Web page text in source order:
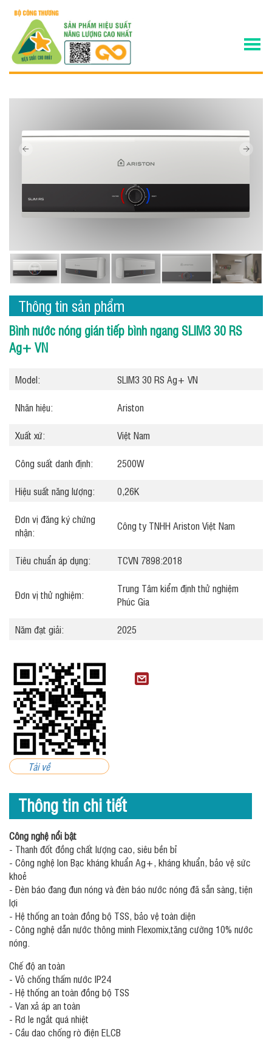
Thông tin sản phẩm
Bình nước nóng gián tiếp bình ngang SLIM3 30 RS
Ag+ VN
Model: SLIM3 30 RS Ag+ VN
Nhãn hiệu: Ariston
Xuất xứ: Việt Nam
Công suất danh định: 2500W
Hiệu suất năng lượng: 0,26K
Đơn vị đăng ký chứng
nhận:
Công ty TNHH Ariston Việt Nam
Tiêu chuẩn áp dụng: TCVN 7898:2018
Đơn vị thử nghiệm:
Trung Tâm kiểm định thử nghiệm
Phúc Gia
Năm đạt giải: 2025
Tải về
Thông tin chi tiết
Công nghệ nổi bật
- Thanh đốt đồng chất lượng cao, siêu bền bỉ
- Công nghệ Ion Bạc kháng khuẩn Ag+, kháng khuẩn, bảo vệ sức
khoẻ
- Đèn báo đang đun nóng và đèn báo nước nóng đã sẵn sàng, tiện
lợi
- Hệ thống an toàn đồng bộ TSS, bảo vệ toàn diện
- Công nghệ dẫn nước thông minh Flexomix,tăng cường 10% nước
nóng.
Chế độ an toàn
- Vỏ chống thấm nước IP24
- Hệ thống an toàn đồng bộ TSS
- Van xả áp an toàn
- Rơ le ngắt quá nhiệt
- Cầu dao chống rò điện ELCB